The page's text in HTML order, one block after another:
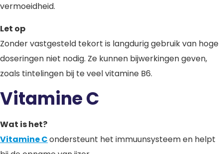
vermoeidheid.
Let op
Zonder vastgesteld tekort is langdurig gebruik van hoge
doseringen niet nodig. Ze kunnen bijwerkingen geven,
zoals tintelingen bij te veel vitamine B6.
Vitamine C
Wat is het?
Vitamine Condersteunt het immuunsysteem en helpt